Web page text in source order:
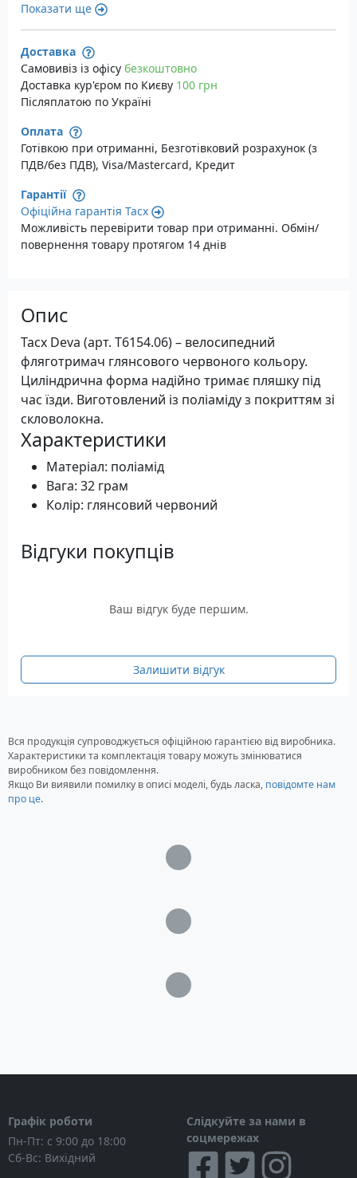
Показати ще
Доставка
Самовивіз із офісу безкоштовно
Доставка кур'єром по Києву 100 грн
Післяплатою по Україні
Оплата
Готівкою при отриманні, Безготівковий розрахунок (з
ПДВ/без ПДВ), Visa/Mastercard, Кредит
Гарантії
Офіційна гарантія Tacx
Можливість перевірити товар при отриманні. Обмін/
повернення товару протягом 14 днів
Опис
Tacx Deva (арт. T6154.06) – велосипедний
фляготримач глянсового червоного кольору.
Циліндрична форма надійно тримає пляшку під
час їзди. Виготовлений із поліаміду з покриттям зі
скловолокна.
Характеристики
Матеріал: поліамід
Вага: 32 грам
Колір: глянсовий червоний
Відгуки покупців
Ваш відгук буде першим.
Залишити відгук
Вся продукція супроводжується офіційною гарантією від виробника.
Характеристики та комплектація товару можуть змінюватися
виробником без повідомлення.
Якщо Ви виявили помилку в описі моделі, будь ласка, повідомте нам
про це.
Загрузка...
Загрузка...
Загрузка...
Графік роботи
Пн-Пт: с 9:00 до 18:00
Сб-Вс: Вихідний
Слідкуйте за нами в
соцмережах